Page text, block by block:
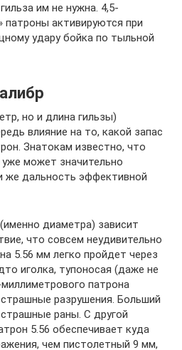
им не нужна. 4,5-
активируются при
удару бойка по тыльной
но и длина гильзы)
влияние на то, какой запас
Знатокам известно, что
может значительно
же дальность эффективной
диаметра) зависит
что совсем неудивительно
5.56 мм легко пройдет через
иголка, тупоносая (даже не
патрона
разрушения. Больший
раны. С другой
5.56 обеспечивает куда
чем пистолетный 9 мм,